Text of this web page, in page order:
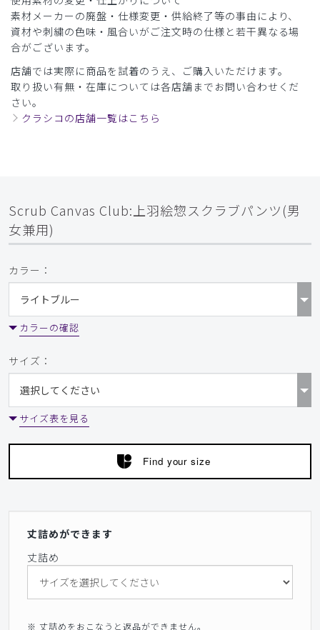
素材メーカーの廃盤・仕様変更・供給終了等の事由により、
資材や刺繍の色味・風合いがご注文時の仕様と若干異なる場
合がございます。
店舗では実際に商品を試着のうえ、ご購入いただけます。
取り扱い有無・在庫については各店舗までお問い合わせくだ
さい。
クラシコの店舗一覧はこちら
Scrub Canvas Club:上羽絵惣スクラブパンツ(男
女兼用)
カラー：
カラーの確認
サイズ：
サイズ表を見る
Find your size
丈詰めができます
丈詰め
※ 丈詰めをおこなうと返品ができません。